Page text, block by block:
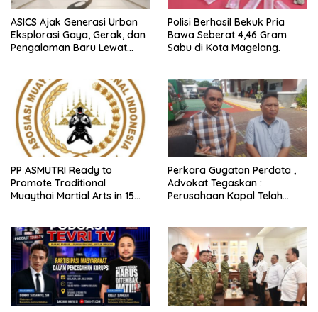
ASICS Ajak Generasi Urban
Eksplorasi Gaya, Gerak, dan
Pengalaman Baru Lewat
Polisi Berhasil Bekuk Pria
Bawa Seberat 4,46 Gram
Sabu di Kota Magelang.
PP ASMUTRI Ready to
Promote Traditional
Muaythai Martial Arts in 15
Perkara Gugatan Perdata ,
Advokat Tegaskan :
Perusahaan Kapal Telah
Kapal